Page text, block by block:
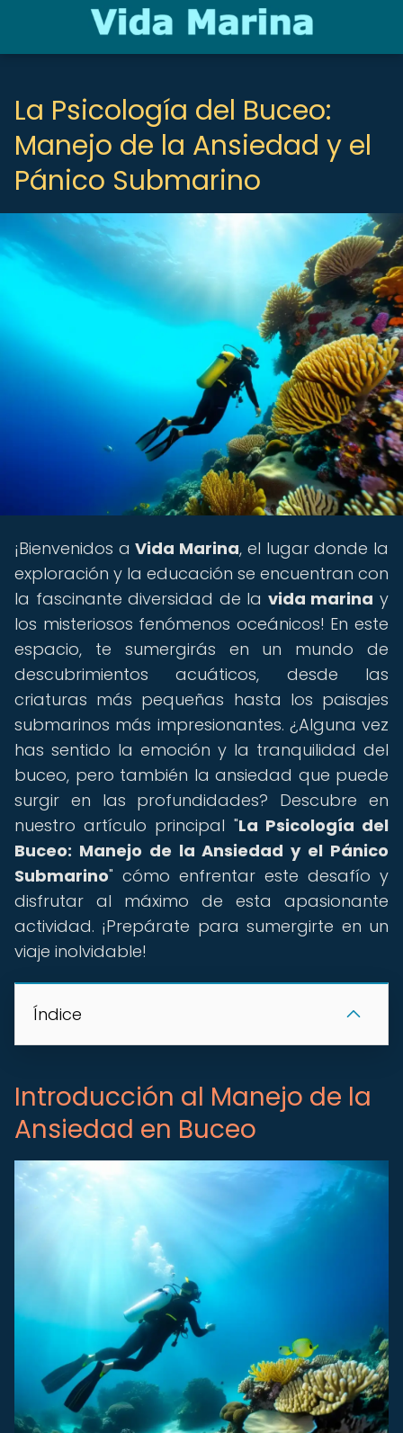
La Psicología del Buceo:
Manejo de la Ansiedad y el
Pánico Submarino
¡Bienvenidos aVida Marina, el lugar donde la
exploración y la educación se encuentran con
la fascinante diversidad de la vida marina y
los misteriosos fenómenos oceánicos! En este
espacio, te sumergirás en un mundo de
descubrimientos acuáticos, desde las
criaturas más pequeñas hasta los paisajes
submarinos más impresionantes. ¿Alguna vez
has sentido la emoción y la tranquilidad del
buceo, pero también la ansiedad que puede
surgir en las profundidades? Descubre en
nuestro artículo principal "La Psicología del
Buceo: Manejo de la Ansiedad y el Pánico
Submarino" cómo enfrentar este desafío y
disfrutar al máximo de esta apasionante
actividad. ¡Prepárate para sumergirte en un
viaje inolvidable!
Índice
Introducción al Manejo de la
Ansiedad en Buceo